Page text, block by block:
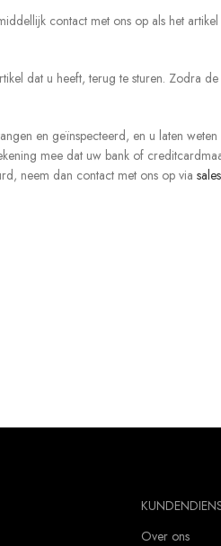
contact met ons op als het
dat u heeft, terug te sturen. Zodra
en geïnspecteerd, en u laten
mee dat uw bank of
neem dan contact met ons op via
Over ons